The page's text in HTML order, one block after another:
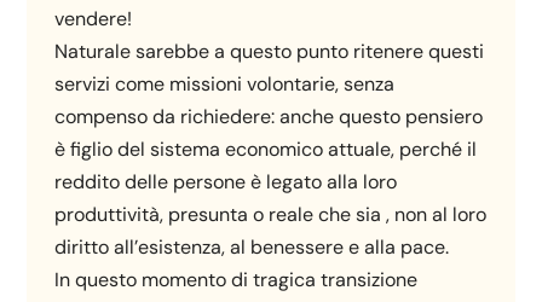
vendere!
Naturale sarebbe a questo punto ritenere questi
servizi come missioni volontarie, senza
compenso da richiedere: anche questo pensiero
è figlio del sistema economico attuale, perché il
reddito delle persone è legato alla loro
produttività, presunta o reale che sia , non al loro
diritto all’esistenza, al benessere e alla pace.
In questo momento di tragica transizione